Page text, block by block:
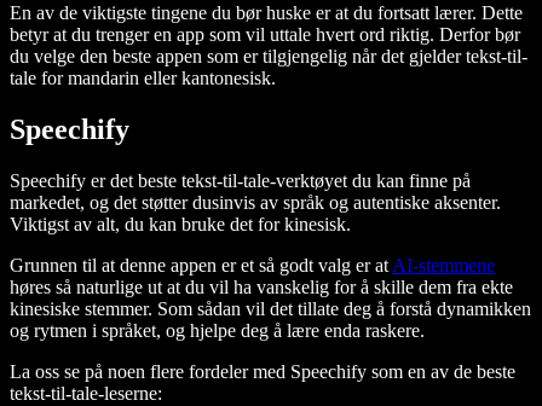
En av de viktigste tingene du bør huske er at du fortsatt lærer. Dette
betyr at du trenger en app som vil uttale hvert ord riktig. Derfor bør
du velge den beste appen som er tilgjengelig når det gjelder tekst-til-
tale for mandarin eller kantonesisk.
Speechify
Speechify er det beste tekst-til-tale-verktøyet du kan finne på
markedet, og det støtter dusinvis av språk og autentiske aksenter.
Viktigst av alt, du kan bruke det for kinesisk.
Grunnen til at denne appen er et så godt valg er at AI-stemmene
høres så naturlige ut at du vil ha vanskelig for å skille dem fra ekte
kinesiske stemmer. Som sådan vil det tillate deg å forstå dynamikken
og rytmen i språket, og hjelpe deg å lære enda raskere.
La oss se på noen flere fordeler med Speechify som en av de beste
tekst-til-tale-leserne: